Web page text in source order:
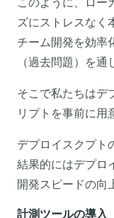
このように、ロー
ズにストレスなく
チーム開発を効率
（過去問題）を通
そこで私たちはデ
リプトを事前に用
デプロイスクプト
結果的にはデプロ
開発スピードの向
計測ツールの導入